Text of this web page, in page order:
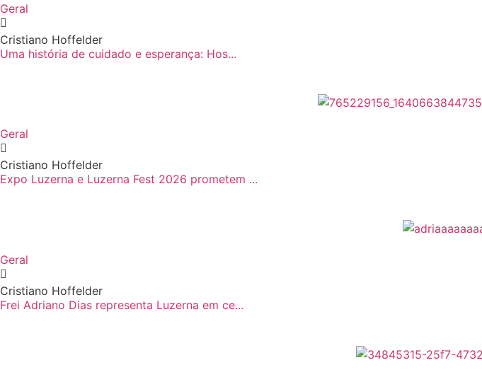
Geral
Cristiano Hoffelder
Uma história de cuidado e esperança: Hos...
Geral
Cristiano Hoffelder
Expo Luzerna e Luzerna Fest 2026 prometem ...
Geral
Cristiano Hoffelder
Frei Adriano Dias representa Luzerna em ce...